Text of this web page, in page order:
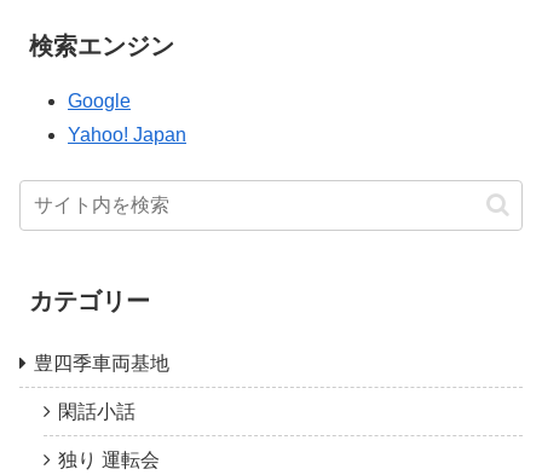
検索エンジン
Google
Yahoo! Japan
カテゴリー
豊四季車両基地
閑話小話
独り 運転会